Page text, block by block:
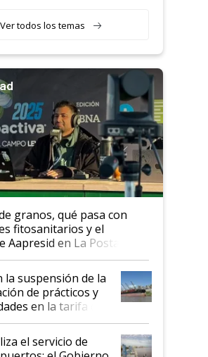
Ver todos los temas
granos, qué pasa con
fitosanitarios y el
Aapresid en La Posta
la suspensión de la
de prácticos y
en la tarifa de
el servicio de